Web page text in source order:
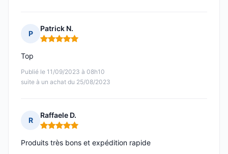
P
Patrick N.
Note : 5 sur 5
Publié le 11/09/2023 à 08h10
suite à un achat du 25/08/2023
Top
R
Raffaele D.
Note : 5 sur 5
Produits très bons et expédition rapide